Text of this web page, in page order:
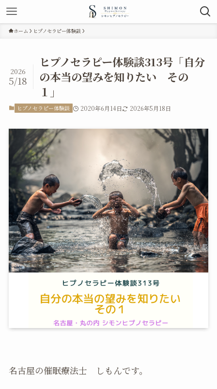
ホーム ヒプノセラピー体験談
ヒプノセラピー体験談313号「自分
の本当の望みを知りたい その
１」
2026
5/18
ヒプノセラピー体験談 2020年6月14日 2026年5月18日
名古屋の催眠療法士 しもんです。